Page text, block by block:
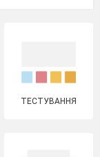
ТЕСТУВАННЯ